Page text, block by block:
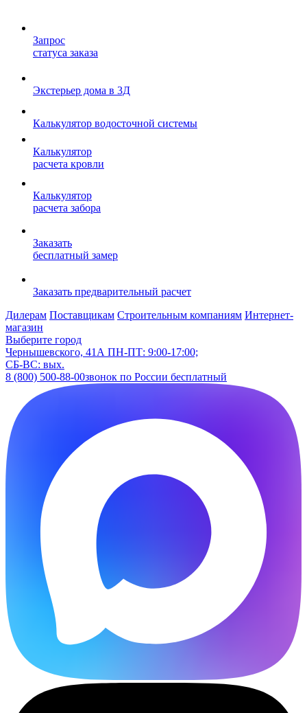
Запрос
статуса заказа
Экстерьер дома в 3Д
Калькулятор водосточной системы
Калькулятор
расчета кровли
Калькулятор
расчета забора
Заказать
бесплатный замер
Заказать предварительный расчет
Дилерам Поставщикам Строительным компаниям Интернет-
магазин
Выберите город
Чернышевского, 41А ПН-ПТ: 9:00-17:00;
СБ-ВС: вых.
8 (800) 500-88-00звонок по России бесплатный